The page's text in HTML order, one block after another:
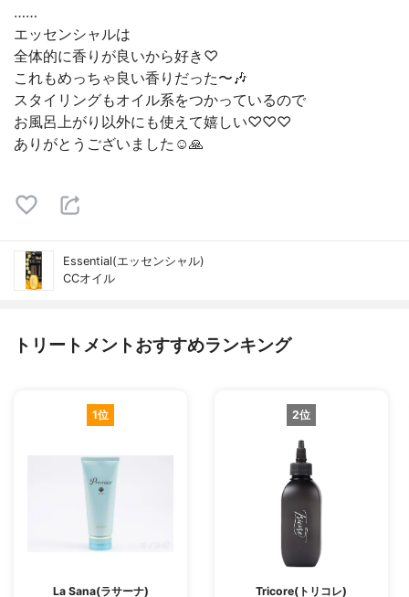
⁡⁡……⁡
⁡エッセンシャル⁡は⁡
⁡全体的に香りが良いから好き♡⁡
⁡これもめっちゃ良い香りだった〜🎶⁡
⁡⁡スタイリングもオイル系をつかっているので⁡
⁡お風呂上がり以外にも使えて嬉しい♡♡♡⁡
⁡ありがとうございました☺🙏⁡
Essential(エッセンシャル)
CCオイル
トリートメントおすすめランキング
1位
La Sana(ラサーナ)
2位
Tricore(トリコレ)